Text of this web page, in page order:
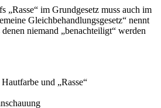
„Rasse“ im Grundgesetz muss auch im
Gleichbehandlungsgesetz“ nennt
niemand „benachteiligt“ werden
und „Rasse“